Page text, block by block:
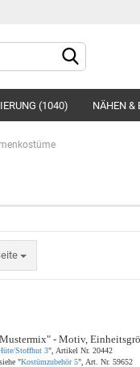
(1040) NÄHEN &
- Motiv,
Stoffhut 3", Artikel Nr. 20442
"Kostümzubehör 5", Art. Nr. 59652